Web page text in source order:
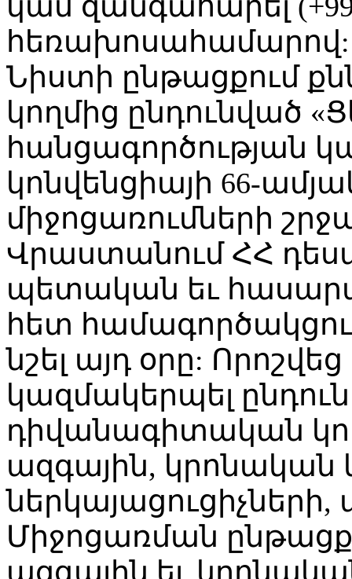
հեռախոսահամարով:
Նիստի ընթացքում
կողմից ընդունված
հանցագործության
կոնվենցիայի 66-
միջոցառումների
Վրաստանում ՀՀ
պետական եւ
հետ
նշել այդ օրը:
կազմակերպել
դիվանագիտական
ազգային, կրոնական
Միջոցառման
ազգային եւ